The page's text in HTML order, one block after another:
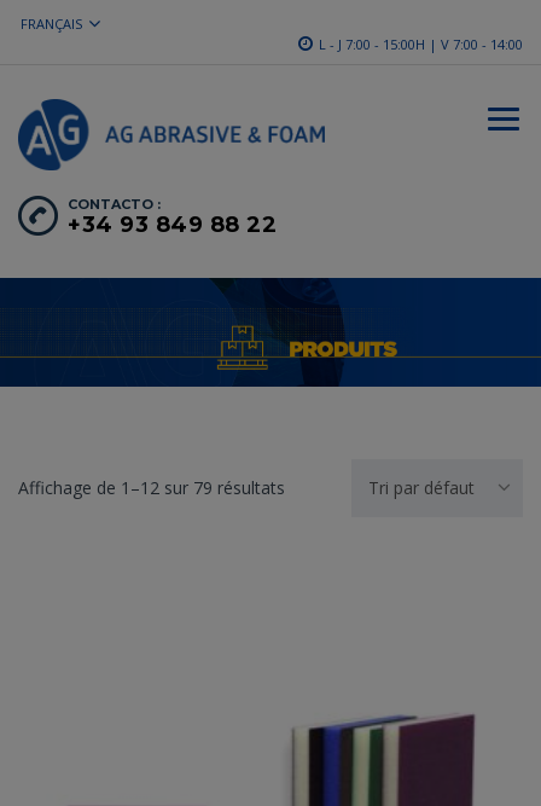
FRANÇAIS
L - J 7:00 - 15:00H | V 7:00 - 14:00
CONTACTO :
+34 93 849 88 22
Affichage de 1–12 sur 79 résultats Tri par défaut